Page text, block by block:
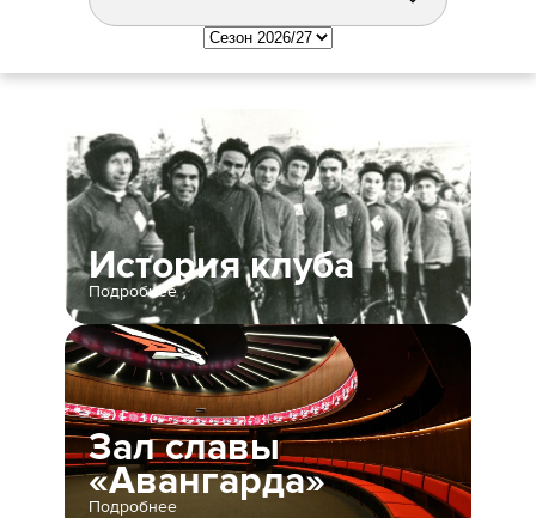
История клуба
Подробнее
Зал славы
«Авангарда»
Подробнее